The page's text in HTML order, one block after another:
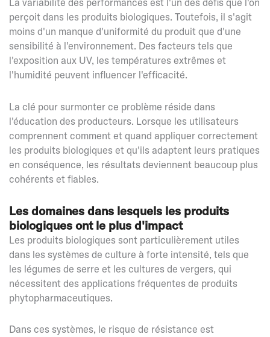
La variabilité des performances est l'un des défis que l'on
perçoit dans les produits biologiques. Toutefois, il s'agit
moins d'un manque d'uniformité du produit que d'une
sensibilité à l'environnement. Des facteurs tels que
l'exposition aux UV, les températures extrêmes et
l'humidité peuvent influencer l'efficacité.
La clé pour surmonter ce problème réside dans
l'éducation des producteurs. Lorsque les utilisateurs
comprennent comment et quand appliquer correctement
les produits biologiques et qu'ils adaptent leurs pratiques
en conséquence, les résultats deviennent beaucoup plus
cohérents et fiables.
Les domaines dans lesquels les produits
biologiques ont le plus d'impact
Les produits biologiques sont particulièrement utiles
dans les systèmes de culture à forte intensité, tels que
les légumes de serre et les cultures de vergers, qui
nécessitent des applications fréquentes de produits
phytopharmaceutiques.
Dans ces systèmes, le risque de résistance est